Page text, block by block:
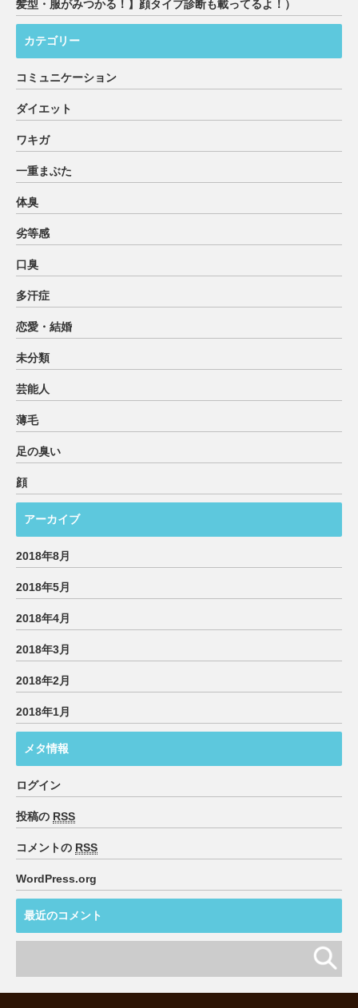
髪型・服がみつかる！】顔タイプ診断も載ってるよ！）
カテゴリー
コミュニケーション
ダイエット
ワキガ
一重まぶた
体臭
劣等感
口臭
多汗症
恋愛・結婚
未分類
芸能人
薄毛
足の臭い
顔
アーカイブ
2018年8月
2018年5月
2018年4月
2018年3月
2018年2月
2018年1月
メタ情報
ログイン
投稿の RSS
コメントの RSS
WordPress.org
最近のコメント